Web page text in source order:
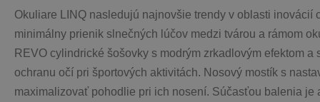
Okuliare LINQ nasledujú najnovšie trendy v oblasti
minimálny prienik slnečných lúčov medzi tvárou a rámom
REVO cylindrické šošovky s modrým zrkadlovým efektom
ochranu očí pri športových aktivitách. Nosový mostík s
maximalizovať pohodlie pri ich nosení. Súčasťou balenia je